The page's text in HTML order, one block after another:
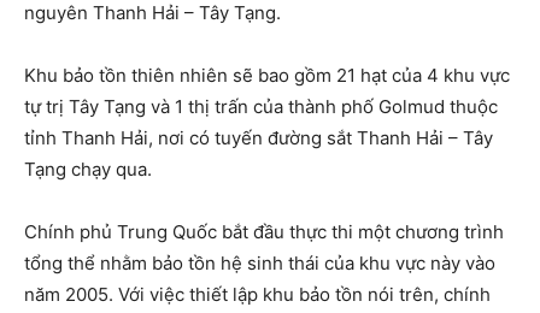
nguyên Thanh Hải – Tây Tạng.
Khu bảo tồn thiên nhiên sẽ bao gồm 21 hạt của 4 khu vực
tự trị Tây Tạng và 1 thị trấn của thành phố Golmud thuộc
tỉnh Thanh Hải, nơi có tuyến đường sắt Thanh Hải – Tây
Tạng chạy qua.
Chính phủ Trung Quốc bắt đầu thực thi một chương trình
tổng thể nhằm bảo tồn hệ sinh thái của khu vực này vào
năm 2005. Với việc thiết lập khu bảo tồn nói trên, chính